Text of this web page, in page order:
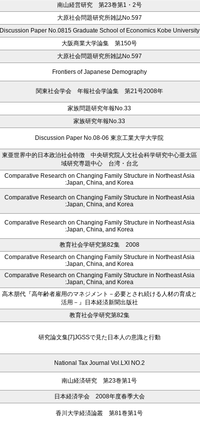
南山経営研究 第23巻第1・2号
大原社会問題研究所雑誌No.597
Discussion Paper No.0815 Graduate School of Economics Kobe University
大阪商業大学論集 第150号
大原社会問題研究所雑誌No.597
Frontiers of Japanese Demography
関東社会学会 年報社会学論集 第21号2008年
家族問題研究年報No.33
家族研究年報No.33
Discussion Paper No.08-06 東京工業大学大学院
東亜世界中的日本政治社会特徴 中央研究院人文社会科学研究中心亜太區
域研究専題中心 台湾・台北
Comparative Research on Changing Family Structure in Northeast Asia
:Japan, China, and Korea
Comparative Research on Changing Family Structure in Northeast Asia
:Japan, China, and Korea
Comparative Research on Changing Family Structure in Northeast Asia
:Japan, China, and Korea
教育社会学研究第82集 2008
Comparative Research on Changing Family Structure in Northeast Asia
:Japan, China, and Korea
Comparative Research on Changing Family Structure in Northeast Asia
:Japan, China, and Korea
高木朋代『高年齢者雇用のマネジメント－必要とされ続ける人材の育成と
活用－』日本経済新聞出版社
教育社会学研究第82集
研究論文集[7]JGSSで見た日本人の意識と行動
National Tax Journal Vol.LXI NO.2
南山経済研究 第23巻第1号
日本経済学会 2008年度春季大会
香川大学経済論叢 第81巻第1号